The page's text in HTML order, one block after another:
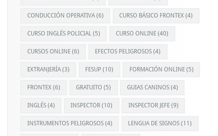
CONDUCCIÓN OPERATIVA(6) CURSO BÁSICO FRONTEX (4)
CURSO INGLÉS POLICIAL (5) CURSO ONLINE (40)
CURSOS ONLINE(6) EFECTOS PELIGROSOS (4)
EXTRANJERÍA(3) FESUP (10) FORMACIÓN ONLINE(5)
FRONTEX (6) GRATUITO (5) GUIAS CANINOS(4)
INGLÉS(4) INSPECTOR (10) INSPECTOR JEFE(9)
INSTRUMENTOS PELIGROSOS(4) LENGUA DE SIGNOS (11)